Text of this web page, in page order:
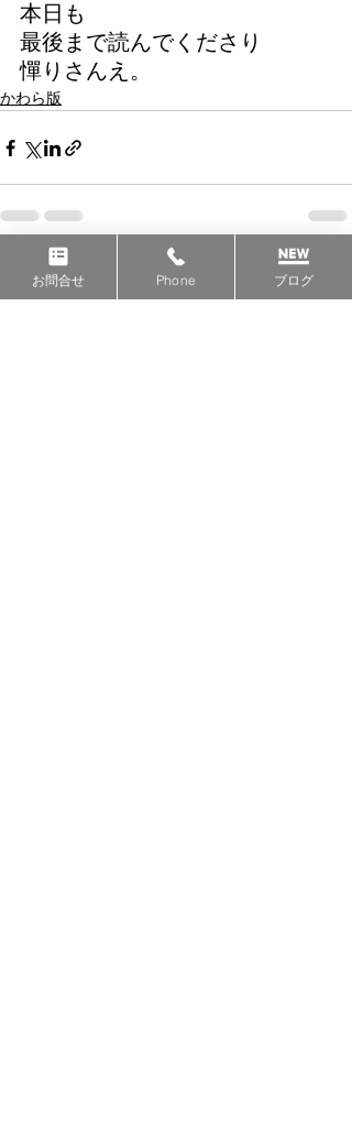
本日も
最後まで読んでくださり
憚りさんえ。
かわら版
最新記事 すべて表示
お問合せ Phone ブログ